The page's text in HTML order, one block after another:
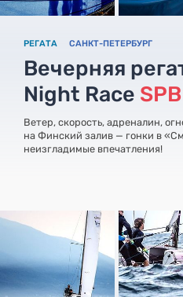
РЕГАТА САНКТ-ПЕТЕРБУРГ
Вечерняя
Night Race
Ветер, скорость, адреналин,
на Финский залив — гонки в
неизгладимые впечатления!